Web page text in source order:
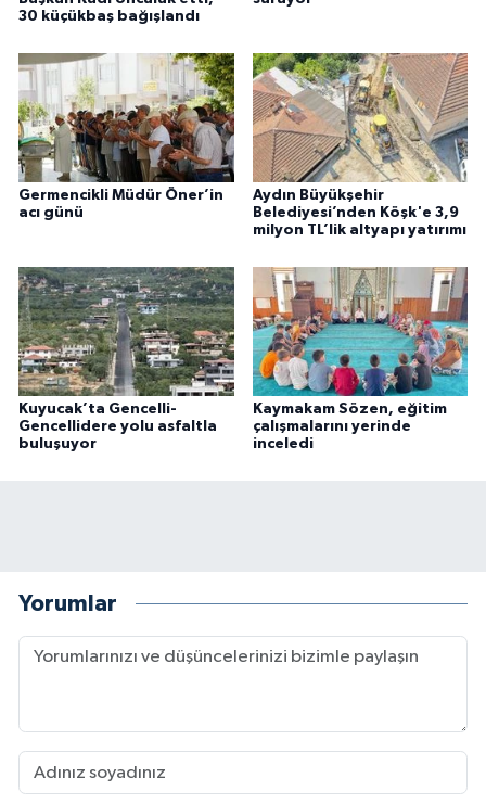
30 küçükbaş bağışlandı
Germencikli Müdür Öner’in
acı günü
Aydın Büyükşehir
Belediyesi’nden Köşk'e 3,9
milyon TL’lik altyapı yatırımı
Kuyucak’ta Gencelli-
Gencellidere yolu asfaltla
buluşuyor
Kaymakam Sözen, eğitim
çalışmalarını yerinde
inceledi
Yorumlar